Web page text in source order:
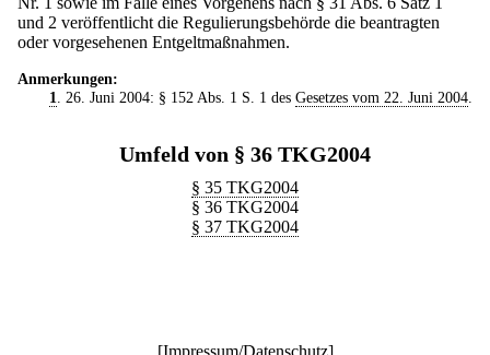
und 2 veröffentlicht die Regulierungsbehörde die beantragten
oder vorgesehenen Entgeltmaßnahmen.
Anmerkungen:
1
. 26. Juni 2004: § 152 Abs. 1 S. 1 des Gesetzes vom 22. Juni 2004.
Umfeld von § 36 TKG2004
§ 35 TKG2004
§ 36 TKG2004
§ 37 TKG2004
[Impressum/Datenschutz]